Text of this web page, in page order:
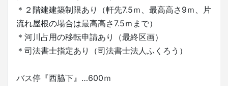
＊２階建建築制限あり（軒先7.5ｍ、最高高さ9ｍ、片
流れ屋根の場合は最高高さ7.5ｍまで）
＊河川占用の移転申請あり（最終区画）
＊司法書士指定あり（司法書士法人ふくろう）
バス停『西脇下』…600ｍ